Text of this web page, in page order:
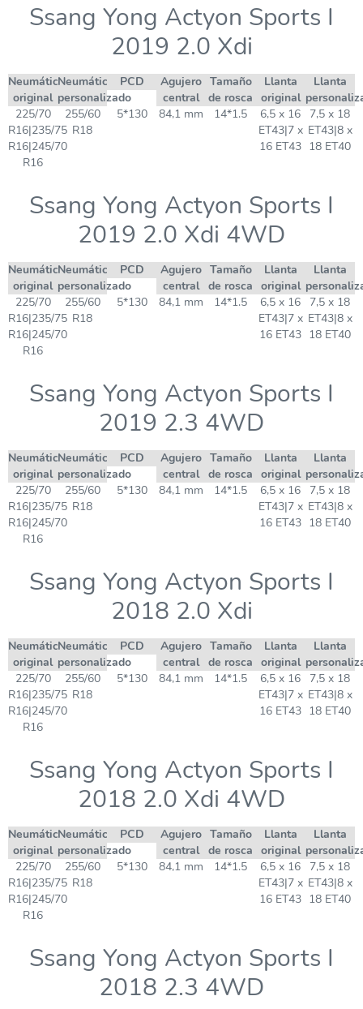
Ssang Yong Actyon Sports I
2019 2.0 Xdi
Neumático
original
Neumático
personalizado
PCD
Agujero
central
Tamaño
de rosca
Llanta
original
Llanta
225/70
R16|235/75
R16|245/70
R16
255/60
R18
5*130 84,1 mm 14*1.5
6,5 x 16
ET43|7 x
16 ET43
7,5 x 18
ET43|8 x
18 ET40
Ssang Yong Actyon Sports I
2019 2.0 Xdi 4WD
Neumático
original
Neumático
personalizado
PCD
Agujero
central
Tamaño
de rosca
Llanta
original
Llanta
225/70
R16|235/75
R16|245/70
R16
255/60
R18
5*130 84,1 mm 14*1.5
6,5 x 16
ET43|7 x
16 ET43
7,5 x 18
ET43|8 x
18 ET40
Ssang Yong Actyon Sports I
2019 2.3 4WD
Neumático
original
Neumático
personalizado
PCD
Agujero
central
Tamaño
de rosca
Llanta
original
Llanta
225/70
R16|235/75
R16|245/70
R16
255/60
R18
5*130 84,1 mm 14*1.5
6,5 x 16
ET43|7 x
16 ET43
7,5 x 18
ET43|8 x
18 ET40
Ssang Yong Actyon Sports I
2018 2.0 Xdi
Neumático
original
Neumático
personalizado
PCD
Agujero
central
Tamaño
de rosca
Llanta
original
Llanta
225/70
R16|235/75
R16|245/70
R16
255/60
R18
5*130 84,1 mm 14*1.5
6,5 x 16
ET43|7 x
16 ET43
7,5 x 18
ET43|8 x
18 ET40
Ssang Yong Actyon Sports I
2018 2.0 Xdi 4WD
Neumático
original
Neumático
personalizado
PCD
Agujero
central
Tamaño
de rosca
Llanta
original
Llanta
225/70
R16|235/75
R16|245/70
R16
255/60
R18
5*130 84,1 mm 14*1.5
6,5 x 16
ET43|7 x
16 ET43
7,5 x 18
ET43|8 x
18 ET40
Ssang Yong Actyon Sports I
2018 2.3 4WD